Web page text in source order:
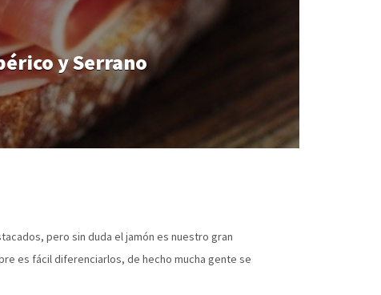
y Serrano
pero sin duda el jamón es nuestro gran
es fácil diferenciarlos, de hecho mucha gente se